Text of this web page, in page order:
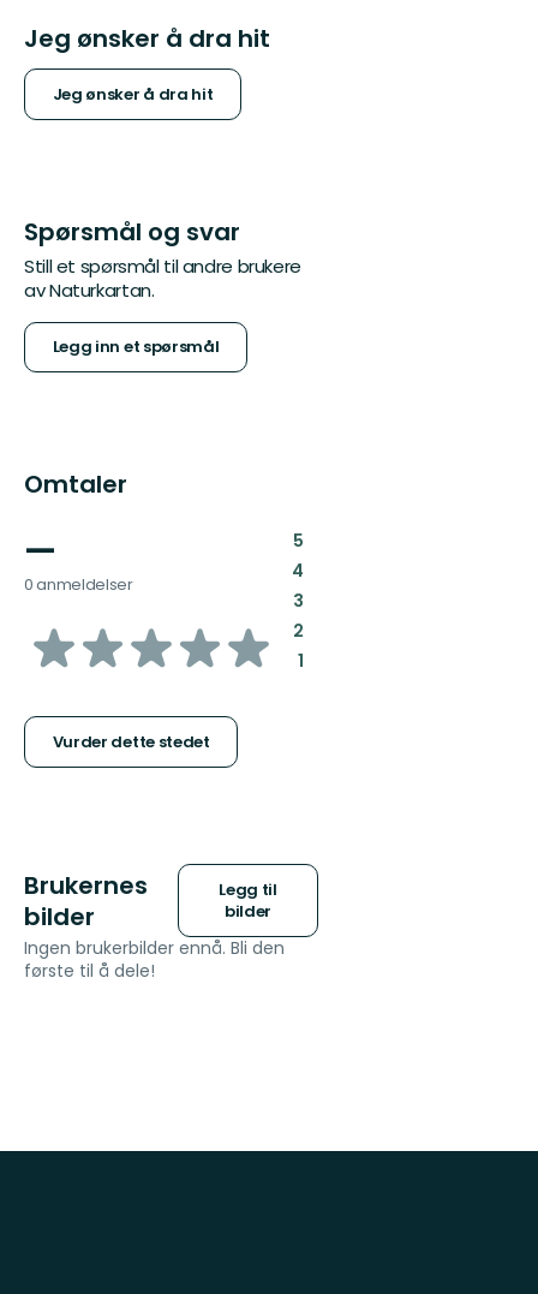
Jeg ønsker å dra hit
Jeg ønsker å dra hit
Spørsmål og svar
Still et spørsmål til andre brukere
av Naturkartan.
Legg inn et spørsmål
Omtaler
—
0 anmeldelser
av
stjerner
Vurder dette stedet
5:
4:
3:
2:
1:
Brukernes
bilder
Legg til
bilder
Ingen brukerbilder ennå. Bli den
første til å dele!